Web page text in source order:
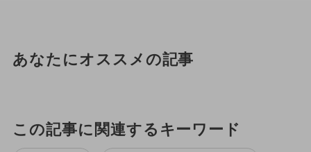
あなたにオススメの記事
この記事に関連するキーワード